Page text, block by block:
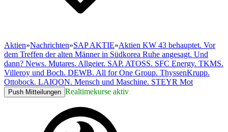
Aktien»Nachrichten»SAP AKTIE»Aktien KW 43 behauptet. Vor
dem Treffen der alten Männer in Südkorea Ruhe angesagt. Und
dann? News. Mutares. Allgeier. SAP. ATOSS. SFC Energy. TKMS.
Villeroy und Boch. DEWB. All for One Group. ThyssenKrupp.
Ottobock. LAIQON. Mensch und Maschine. STEYR Mot
Push Mitteilungen Realtimekurse aktiv